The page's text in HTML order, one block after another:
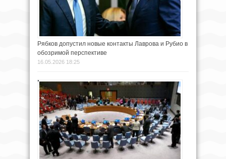
Рябков допустил новые контакты Лаврова и Рубио в
обозримой перспективе
16.05.2026 18:25